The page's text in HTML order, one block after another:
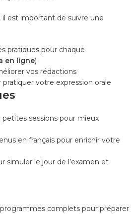
, il est important de suivre une
pratiques pour chaque
en ligne)
vos rédactions
pratiquer votre expression orale
sessions pour mieux
en français pour enrichir votre
simuler le jour de l’examen et
complets pour préparer